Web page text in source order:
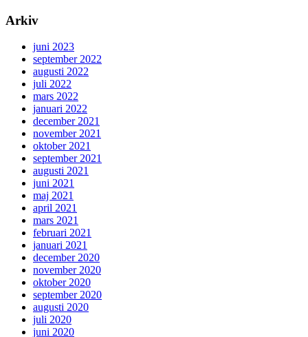
Arkiv
juni 2023
september 2022
augusti 2022
juli 2022
mars 2022
januari 2022
december 2021
november 2021
oktober 2021
september 2021
augusti 2021
juni 2021
maj 2021
april 2021
mars 2021
februari 2021
januari 2021
december 2020
november 2020
oktober 2020
september 2020
augusti 2020
juli 2020
juni 2020